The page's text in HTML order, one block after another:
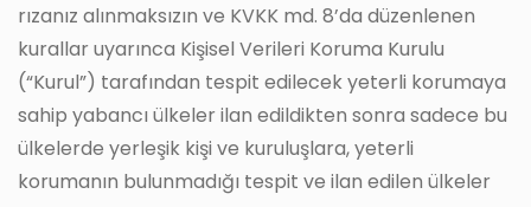
rızanız alınmaksızın ve KVKK md. 8’da düzenlenen
kurallar uyarınca Kişisel Verileri Koruma Kurulu
(“Kurul”) tarafından tespit edilecek yeterli korumaya
sahip yabancı ülkeler ilan edildikten sonra sadece bu
ülkelerde yerleşik kişi ve kuruluşlara, yeterli
korumanın bulunmadığı tespit ve ilan edilen ülkeler